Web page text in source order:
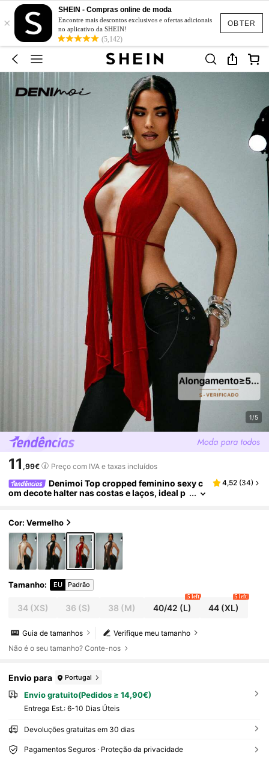
OBTER
×
SHEIN - Compras online de moda
Encontre mais descontos exclusivos e ofertas adicionais
no aplicativo da SHEIN!
(5,142)
1/5
11 ,99€ Preço com IVA e taxas incluídos
Denimoi Top cropped feminino sexy c
om decote halter nas costas e laços, ideal p
4,52 (34)
Cor: Vermelho
Tamanho: EU Padrão
34(XS) 36 (S) 38 (M) 40/42 (L)
5 left
44 (XL)
5 left
Verifique meu tamanho
Guia de tamanhos
Não é o seu tamanho? Conte-nos
Envio para Portugal
Envio gratuito(Pedidos ≥ 14,90€)
Entrega Est.: 6-10 Dias Úteis
Devoluções gratuitas em 30 dias
Pagamentos Seguros · Proteção da privacidade